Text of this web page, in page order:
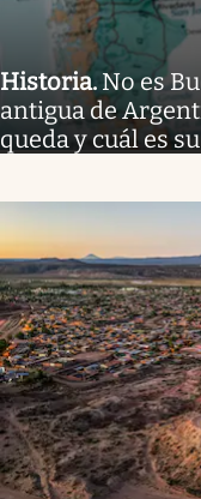
Historia. No es
antigua de
queda y cuál es